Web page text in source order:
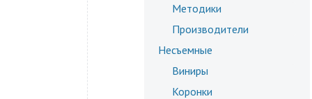
Методики
Производители
Несъемные
Виниры
Коронки